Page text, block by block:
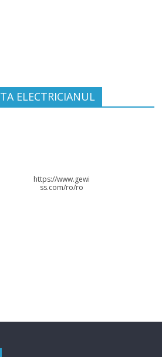
ELECTRICIANUL
https://www.gewi
ss.com/ro/ro